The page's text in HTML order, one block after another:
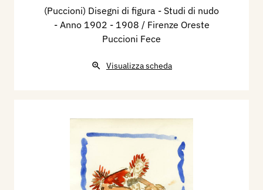
(Puccioni) Disegni di figura - Studi di nudo
- Anno 1902 - 1908 / Firenze Oreste
Puccioni Fece
Visualizza scheda